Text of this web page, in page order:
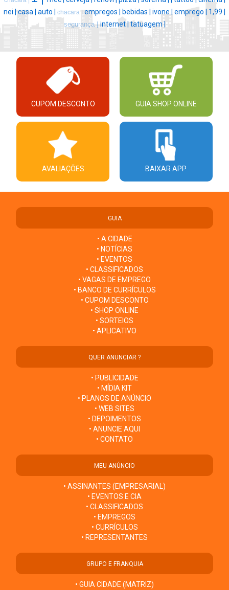
nei |casa | auto | chacara |empregos | bebidas | ivone | emprego | 1,99 |
segurança |internet |tatuagem |
CUPOM DESCONTO GUIA SHOP ONLINE
AVALIAÇÕES BAIXAR APP
GUIA
• A CIDADE
• NOTÍCIAS
• EVENTOS
• CLASSIFICADOS
• VAGAS DE EMPREGO
• BANCO DE CURRÍCULOS
• CUPOM DESCONTO
• SHOP ONLINE
• SORTEIOS
• APLICATIVO
QUER ANUNCIAR ?
• PUBLICIDADE
• MÍDIA KIT
• PLANOS DE ANÚNCIO
• WEB SITES
• DEPOIMENTOS
• ANUNCIE AQUI
• CONTATO
MEU ANÚNCIO
• ASSINANTES (EMPRESARIAL)
• EVENTOS E CIA
• CLASSIFICADOS
• EMPREGOS
• CURRÍCULOS
• REPRESENTANTES
GRUPO E FRANQUIA
• GUIA CIDADE (MATRIZ)